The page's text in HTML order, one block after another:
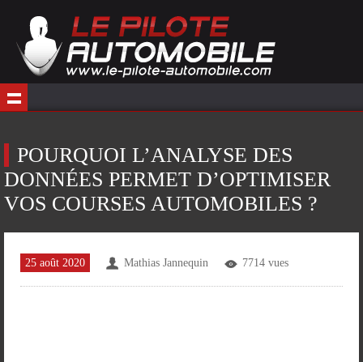
POURQUOI L’ANALYSE DES
DONNÉES PERMET D’OPTIMISER
VOS COURSES AUTOMOBILES ?
25 août 2020 Mathias Jannequin 7714 vues